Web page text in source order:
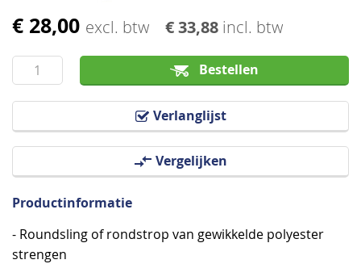
€ 28,00 excl. btw € 33,88 incl. btw
Bestellen
Verlanglijst
Vergelijken
Ga
het
begin
van
Productinformatie
- Roundsling of rondstrop van gewikkelde polyester
strengen